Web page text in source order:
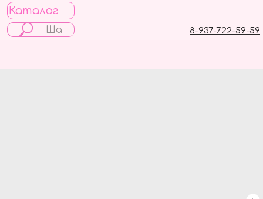
Каталог
8-937-722-59-59